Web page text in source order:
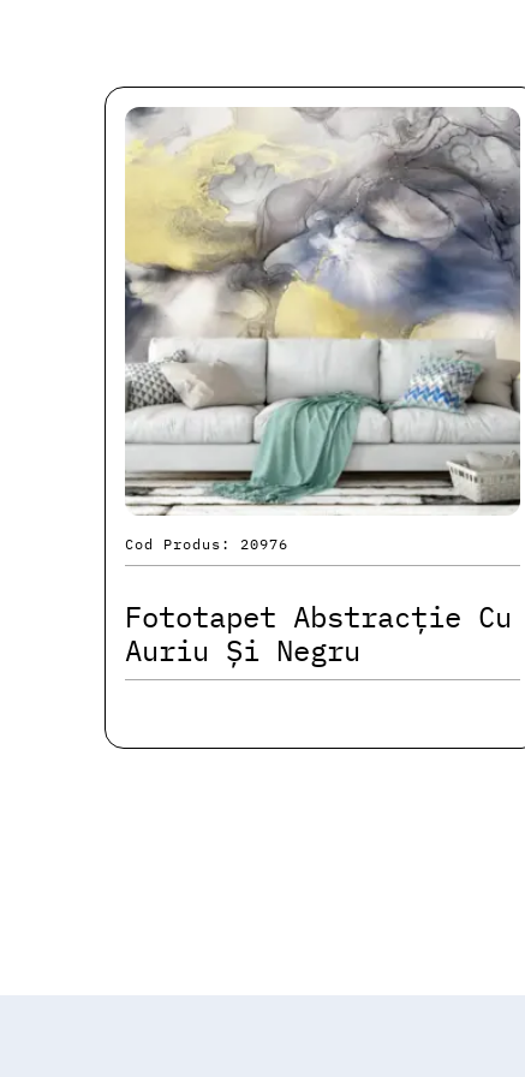
Cod Produs: 20976
Fototapet Abstracție Cu
Auriu Și Negru